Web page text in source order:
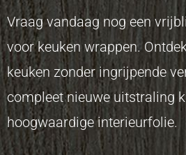
Vraag vandaag nog een
voor keuken wrappen.
keuken zonder ingrijpende
compleet nieuwe uitstraling
hoogwaardige interieurfolie.